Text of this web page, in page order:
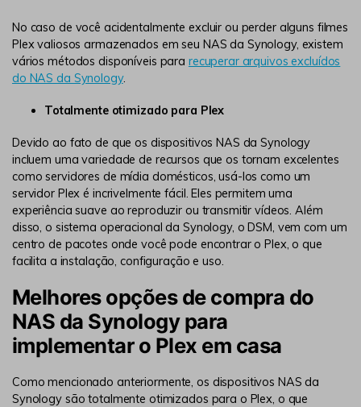
No caso de você acidentalmente excluir ou perder alguns filmes
Plex valiosos armazenados em seu NAS da Synology, existem
vários métodos disponíveis para recuperar arquivos excluídos
do NAS da Synology.
Totalmente otimizado para Plex
Devido ao fato de que os dispositivos NAS da Synology
incluem uma variedade de recursos que os tornam excelentes
como servidores de mídia domésticos, usá-los como um
servidor Plex é incrivelmente fácil. Eles permitem uma
experiência suave ao reproduzir ou transmitir vídeos. Além
disso, o sistema operacional da Synology, o DSM, vem com um
centro de pacotes onde você pode encontrar o Plex, o que
facilita a instalação, configuração e uso.
Melhores opções de compra do
NAS da Synology para
implementar o Plex em casa
Como mencionado anteriormente, os dispositivos NAS da
Synology são totalmente otimizados para o Plex, o que